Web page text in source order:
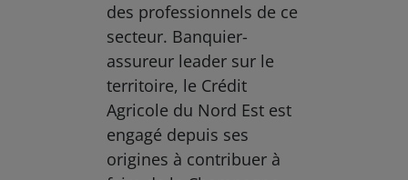
des professionnels de ce
secteur. Banquier-
assureur leader sur le
territoire, le Crédit
Agricole du Nord Est est
engagé depuis ses
origines à contribuer à